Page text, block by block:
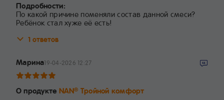
Подробности:
По какой причине поменяли состав данной смеси?
Ребёнок стал хуже её есть!
1 ответов
Марина19-04-2026 12:27
О продукте NAN® Тройной комфорт